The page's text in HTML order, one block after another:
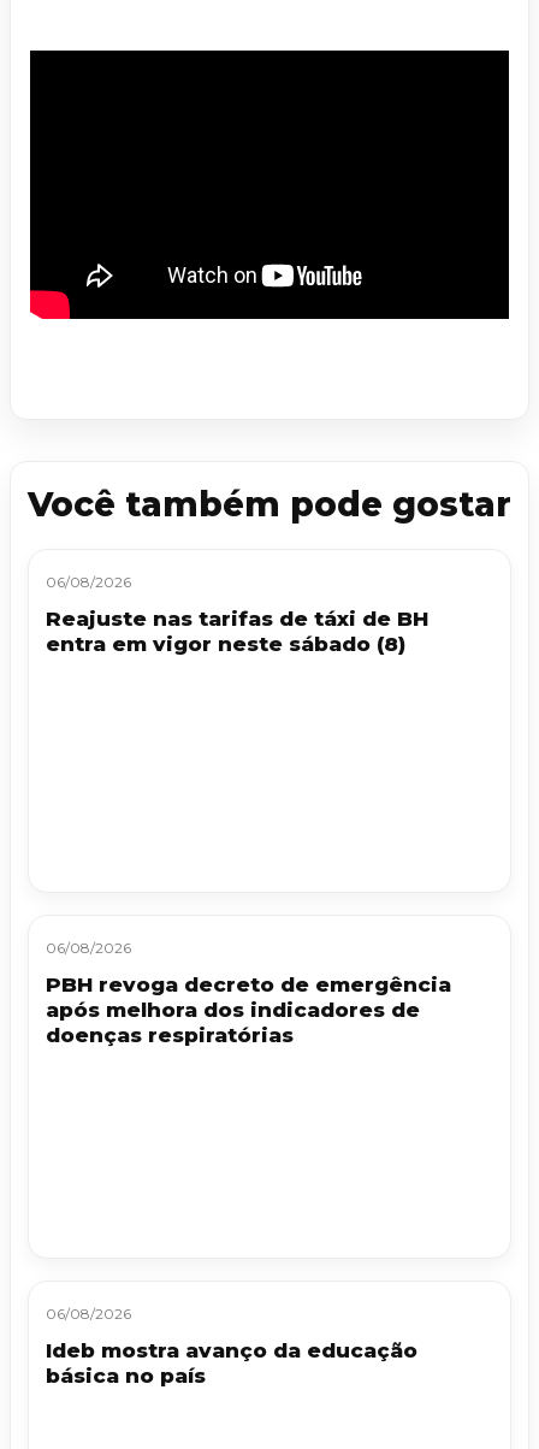
Você também pode gostar
06/08/2026
Reajuste nas tarifas de táxi de BH
entra em vigor neste sábado (8)
06/08/2026
PBH revoga decreto de emergência
após melhora dos indicadores de
doenças respiratórias
06/08/2026
Ideb mostra avanço da educação
básica no país